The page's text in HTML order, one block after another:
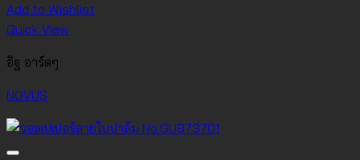
Add to Wishlist
Quick View
อิฐ อาร์ตๆ
NOVUS